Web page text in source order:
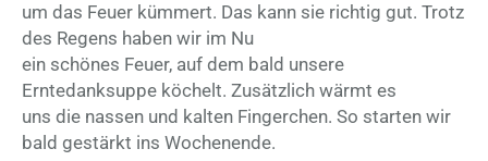
um das Feuer kümmert. Das kann sie richtig gut. Trotz
des Regens haben wir im Nu
ein schönes Feuer, auf dem bald unsere
Erntedanksuppe köchelt. Zusätzlich wärmt es
uns die nassen und kalten Fingerchen. So starten wir
bald gestärkt ins Wochenende.